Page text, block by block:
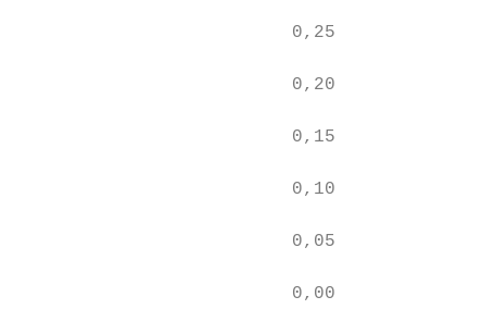
                         0,25
                         0,20
                         0,15
                         0,10
                         0,05
                         0,00